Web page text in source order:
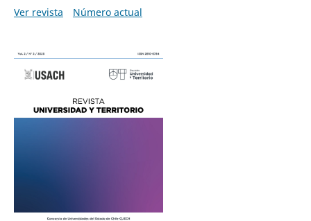
Ver revista
Número actual